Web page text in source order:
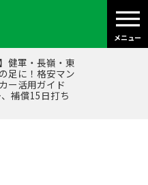
メニュー
健軍・長嶺・東
足に！格安マン
ー活用ガイド
、補償15日打ち